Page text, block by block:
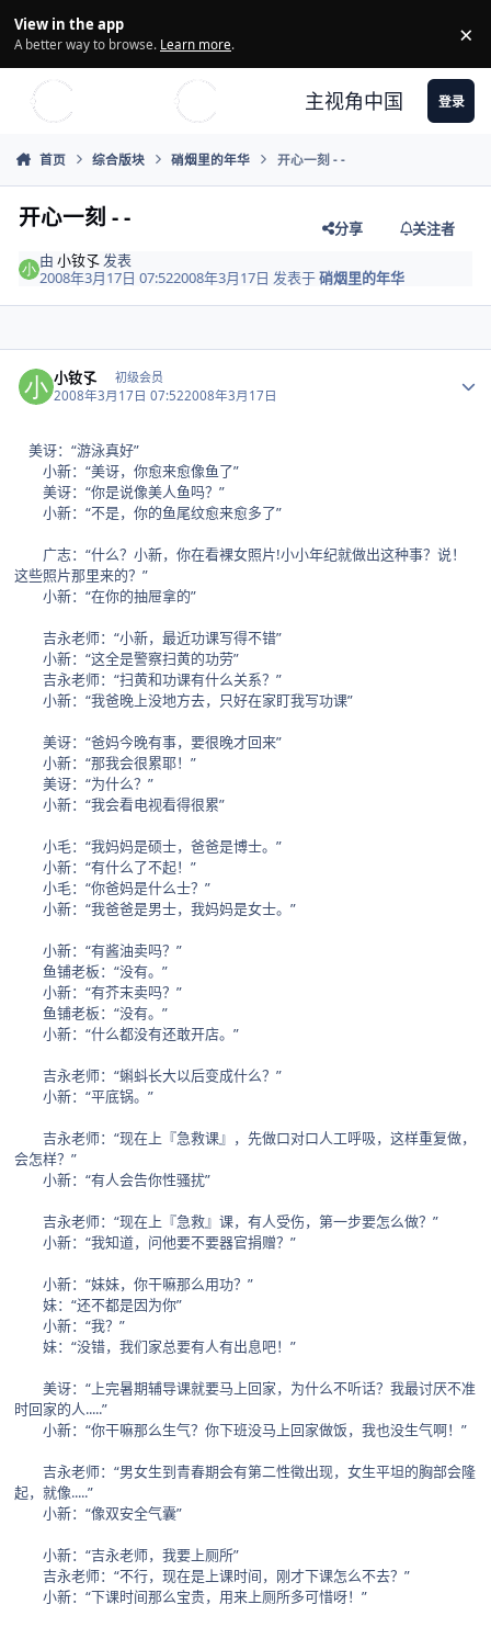
View in the app
A better way to browse. Learn more. ×
主视角中国 登录
首页 综合版块 硝烟里的年华 开心一刻 - -
开心一刻 - - 分享
关注者
由小钕孓 发表
2008年3月17日 07:522008年3月17日 发表于硝烟里的年华
小钕孓 初级会员
2008年3月17日 07:522008年3月17日
美讶：“游泳真好”
小新：“美讶，你愈来愈像鱼了”
美讶：“你是说像美人鱼吗？”
小新：“不是，你的鱼尾纹愈来愈多了”
广志：“什么？小新，你在看裸女照片!小小年纪就做出这种事？说！
这些照片那里来的？”
小新：“在你的抽屉拿的”
吉永老师：“小新，最近功课写得不错”
小新：“这全是警察扫黄的功劳”
吉永老师：“扫黄和功课有什么关系？”
小新：“我爸晚上没地方去，只好在家盯我写功课”
美讶：“爸妈今晚有事，要很晚才回来”
小新：“那我会很累耶！”
美讶：“为什么？”
小新：“我会看电视看得很累”
小毛：“我妈妈是硕士，爸爸是博士。”
小新：“有什么了不起！”
小毛：“你爸妈是什么士？”
小新：“我爸爸是男士，我妈妈是女士。”
小新：“有酱油卖吗？”
鱼铺老板：“没有。”
小新：“有芥末卖吗？”
鱼铺老板：“没有。”
小新：“什么都没有还敢开店。”
吉永老师：“蝌蚪长大以后变成什么？”
小新：“平底锅。”
吉永老师：“现在上『急救课』，先做口对口人工呼吸，这样重复做，
会怎样？”
小新：“有人会告你性骚扰”
吉永老师：“现在上『急救』课，有人受伤，第一步要怎么做？”
小新：“我知道，问他要不要器官捐赠？”
小新：“妹妹，你干嘛那么用功？”
妹：“还不都是因为你”
小新：“我？”
妹：“没错，我们家总要有人有出息吧！”
美讶：“上完暑期辅导课就要马上回家，为什么不听话？我最讨厌不准
时回家的人.....”
小新：“你干嘛那么生气？你下班没马上回家做饭，我也没生气啊！”
吉永老师：“男女生到青春期会有第二性徵出现，女生平坦的胸部会隆
起，就像.....”
小新：“像双安全气囊”
小新：“吉永老师，我要上厕所”
吉永老师：“不行，现在是上课时间，刚才下课怎么不去？”
小新：“下课时间那么宝贵，用来上厕所多可惜呀！”